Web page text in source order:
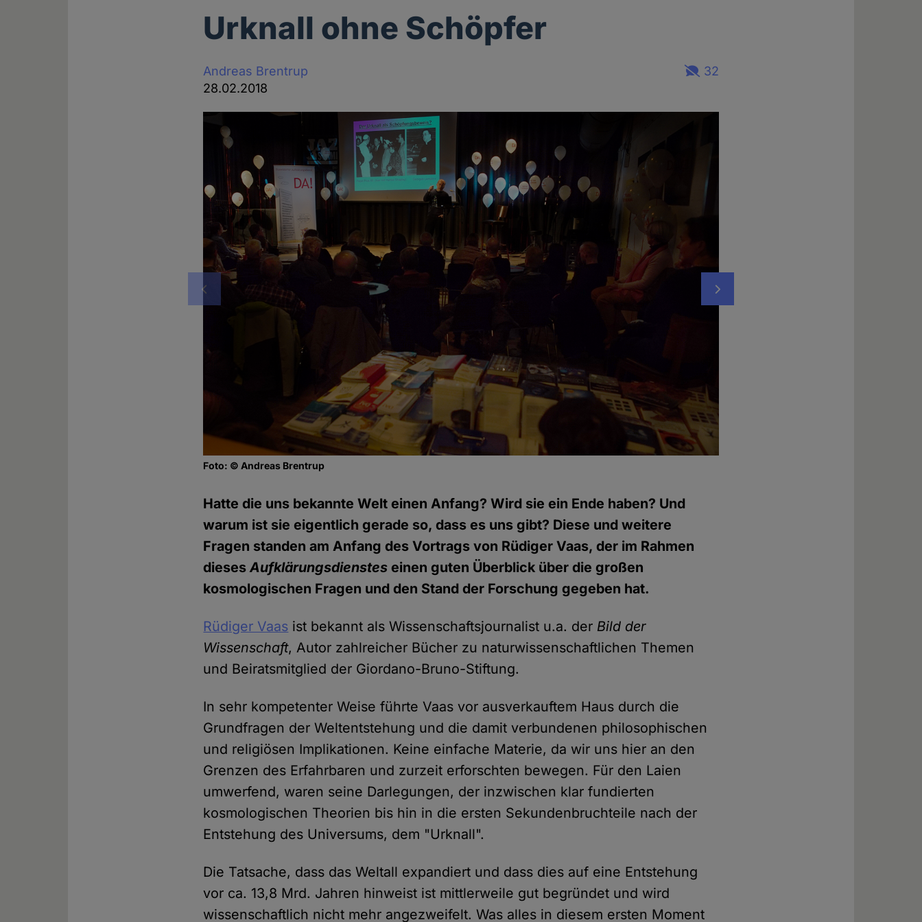
Urknall ohne Schöpfer
Andreas Brentrup
28.02.2018
32
Vorheriges
Foto: © Andreas Brentrup
Hatte die uns bekannte Welt einen Anfang? Wird sie ein Ende haben? Und
warum ist sie eigentlich gerade so, dass es uns gibt? Diese und weitere
Fragen standen am Anfang des Vortrags von Rüdiger Vaas, der im Rahmen
diesesAufklärungsdienstes einen guten Überblick über die großen
kosmologischen Fragen und den Stand der Forschung gegeben hat.
Rüdiger Vaas ist bekannt als Wissenschaftsjournalist u.a. der Bild der
Wissenschaft, Autor zahlreicher Bücher zu naturwissenschaftlichen Themen
und Beiratsmitglied der Giordano-Bruno-Stiftung.
In sehr kompetenter Weise führte Vaas vor ausverkauftem Haus durch die
Grundfragen der Weltentstehung und die damit verbundenen philosophischen
und religiösen Implikationen. Keine einfache Materie, da wir uns hier an den
Grenzen des Erfahrbaren und zurzeit erforschten bewegen. Für den Laien
umwerfend, waren seine Darlegungen, der inzwischen klar fundierten
kosmologischen Theorien bis hin in die ersten Sekundenbruchteile nach der
Entstehung des Universums, dem "Urknall".
Die Tatsache, dass das Weltall expandiert und dass dies auf eine Entstehung
vor ca. 13,8 Mrd. Jahren hinweist ist mittlerweile gut begründet und wird
wissenschaftlich nicht mehr angezweifelt. Was alles in diesem ersten Moment